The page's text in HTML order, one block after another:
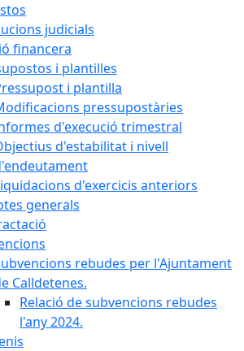
judicials
financera
i plantilles
i plantilla
pressupostàries
d'execució trimestral
d'estabilitat i nivell
d'exercicis anteriors
generals
rebudes per l'Ajuntament
Calldetenes.
Relació de subvencions rebudes
l'any 2024.